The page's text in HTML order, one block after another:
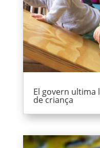
El govern ultima
de criança